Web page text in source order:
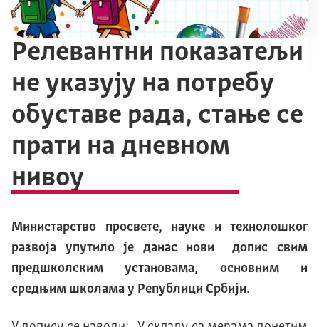
Релевантни показатељи
не указују на потребу
обуставе рада, стање се
прати на дневном
нивоу
Министарство просвете, науке и технолошког
развоја упутило је данас нови допис свим
предшколским установама, основним и
средњим школама у Републици Србији.